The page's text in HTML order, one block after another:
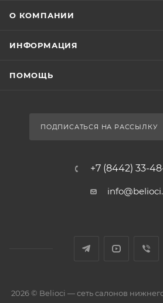
О КОМПАНИИ
ИНФОРМАЦИЯ
ПОМОЩЬ
ПОДПИСАТЬСЯ НА РАССЫЛКУ
+7 (8442) 33-
2026 © Belioci — сеть салонов